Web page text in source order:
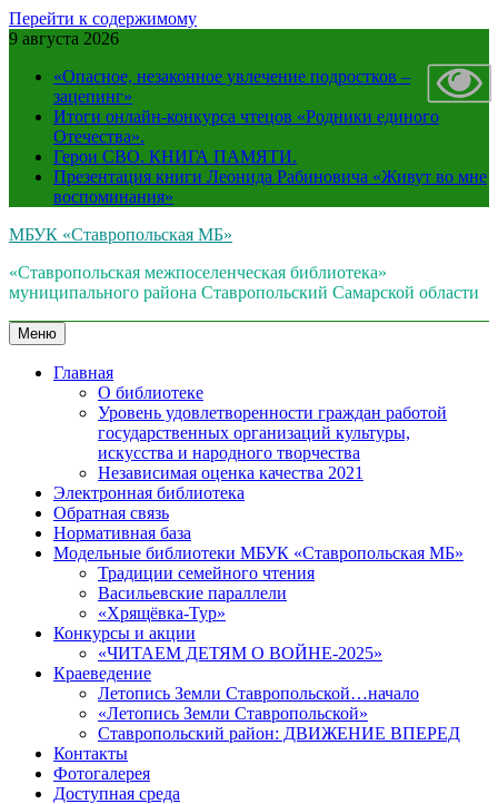
Перейти к содержимому
9 августа 2026
«Опасное, незаконное увлечение подростков –
зацепинг»
Итоги онлайн-конкурса чтецов «Родники единого
Отечества».
Герои СВО. КНИГА ПАМЯТИ.
Презентация книги Леонида Рабиновича «Живут во мне
воспоминания»
МБУК «Ставропольская МБ»
«Ставропольская межпоселенческая библиотека»
муниципального района Ставропольский Самарской области
Меню
Главная
О библиотеке
Уровень удовлетворенности граждан работой
государственных организаций культуры,
искусства и народного творчества
Независимая оценка качества 2021
Электронная библиотека
Обратная связь
Нормативная база
Модельные библиотеки МБУК «Ставропольская МБ»
Традиции семейного чтения
Васильевские параллели
«Хрящёвка-Тур»
Конкурсы и акции
«ЧИТАЕМ ДЕТЯМ О ВОЙНЕ-2025»
Краеведение
Летопись Земли Ставропольской…начало
«Летопись Земли Ставропольской»
Ставропольский район: ДВИЖЕНИЕ ВПЕРЕД
Контакты
Фотогалерея
Доступная среда